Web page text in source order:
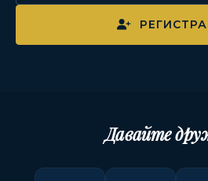
Давайте